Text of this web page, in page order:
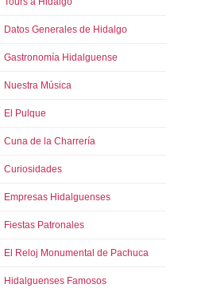
Datos Generales de Hidalgo
Gastronomía Hidalguense
Nuestra Música
El Pulque
Cuna de la Charrería
Curiosidades
Empresas Hidalguenses
Fiestas Patronales
El Reloj Monumental de Pachuca
Hidalguenses Famosos